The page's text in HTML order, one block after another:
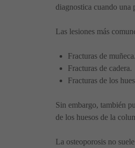
diagnostica cuando una
Las lesiones más
Fracturas de muñeca.
Fracturas de cadera.
Fracturas de los
Sin embargo, también
de los huesos de la
La osteoporosis no